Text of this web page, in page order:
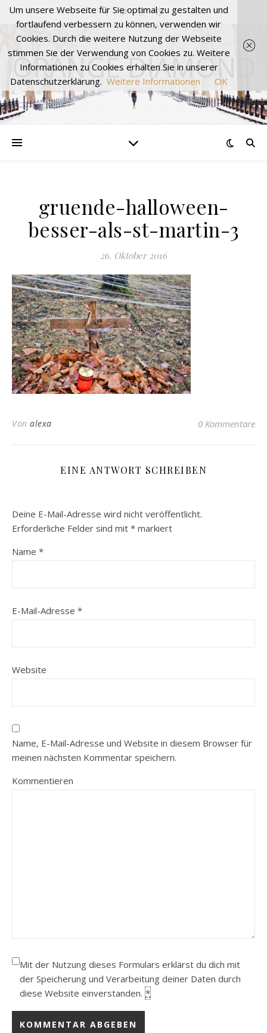
ORANGE DIAMOND
gruende-halloween-
besser-als-st-martin-3
26. Oktober 2016
Von alexa 0 Kommentare
EINE ANTWORT SCHREIBEN
Deine E-Mail-Adresse wird nicht veröffentlicht.
Erforderliche Felder sind mit * markiert
Name *
E-Mail-Adresse *
Website
Name, E-Mail-Adresse und Website in diesem Browser für
meinen nächsten Kommentar speichern.
Kommentieren
Mit der Nutzung dieses Formulars erklärst du dich mit
der Speicherung und Verarbeitung deiner Daten durch
diese Website einverstanden. *
Um unsere Webseite für Sie optimal zu gestalten und
fortlaufend verbessern zu können, verwenden wir
Cookies. Durch die weitere Nutzung der Webseite
stimmen Sie der Verwendung von Cookies zu. Weitere
Informationen zu Cookies erhalten Sie in unserer
Datenschutzerklärung. Weitere Informationen OK